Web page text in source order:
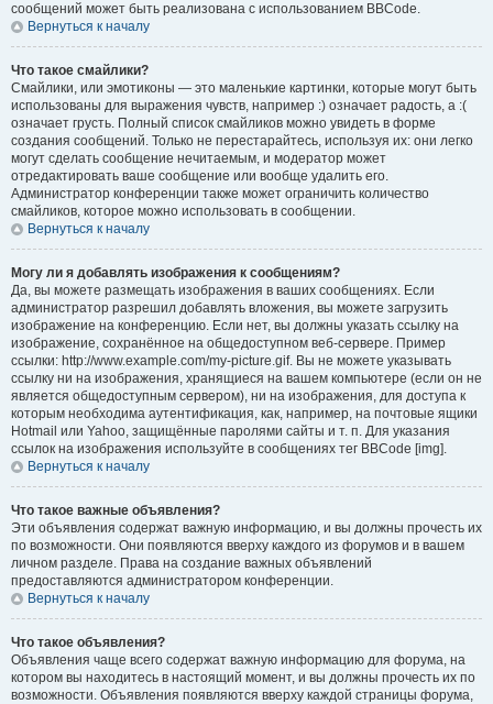
сообщений может быть реализована с использованием BBCode.
Вернуться к началу
Что такое смайлики?
Смайлики, или эмотиконы — это маленькие картинки, которые могут быть
использованы для выражения чувств, например :) означает радость, а :(
означает грусть. Полный список смайликов можно увидеть в форме
создания сообщений. Только не перестарайтесь, используя их: они легко
могут сделать сообщение нечитаемым, и модератор может
отредактировать ваше сообщение или вообще удалить его.
Администратор конференции также может ограничить количество
смайликов, которое можно использовать в сообщении.
Вернуться к началу
Могу ли я добавлять изображения к сообщениям?
Да, вы можете размещать изображения в ваших сообщениях. Если
администратор разрешил добавлять вложения, вы можете загрузить
изображение на конференцию. Если нет, вы должны указать ссылку на
изображение, сохранённое на общедоступном веб-сервере. Пример
ссылки: http://www.example.com/my-picture.gif. Вы не можете указывать
ссылку ни на изображения, хранящиеся на вашем компьютере (если он не
является общедоступным сервером), ни на изображения, для доступа к
которым необходима аутентификация, как, например, на почтовые ящики
Hotmail или Yahoo, защищённые паролями сайты и т. п. Для указания
ссылок на изображения используйте в сообщениях тег BBCode [img].
Вернуться к началу
Что такое важные объявления?
Эти объявления содержат важную информацию, и вы должны прочесть их
по возможности. Они появляются вверху каждого из форумов и в вашем
личном разделе. Права на создание важных объявлений
предоставляются администратором конференции.
Вернуться к началу
Что такое объявления?
Объявления чаще всего содержат важную информацию для форума, на
котором вы находитесь в настоящий момент, и вы должны прочесть их по
возможности. Объявления появляются вверху каждой страницы форума,